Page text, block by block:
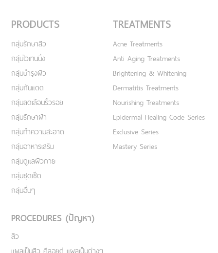
PRODUCTS
กลุ่มรักษาสิว
กลุ่มไวเทนนิ่ง
กลุ่มบำรุงผิว
กลุ่มกันแดด
กลุ่มลดเลือนริ้วรอย
กลุ่มรักษาฝ้า
กลุ่มทำความสะอาด
กลุ่มอาหารเสริม
กลุ่มดูแลผิวกาย
กลุ่มชุดเซ็ต
กลุ่มอื่นๆ
TREATMENTS
Acne Treatments
Anti Aging Treatments
Brightening & Whitening
Dermatitis Treatments
Nourishing Treatments
Epidermal Healing Code Series
Exclusive Series
Mastery Series
PROCEDURES (ปัญหา)
สิว